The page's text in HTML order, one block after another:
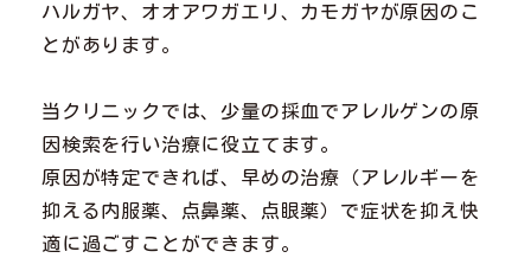
ハルガヤ、オオアワガエリ、カモガヤが原因のこ
とがあります。
当クリニックでは、少量の採血でアレルゲンの原
因検索を行い治療に役立てます。
原因が特定できれば、早めの治療（アレルギーを
抑える内服薬、点鼻薬、点眼薬）で症状を抑え快
適に過ごすことができます。